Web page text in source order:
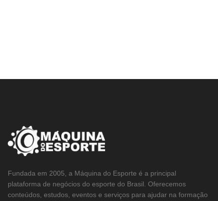
Fundada em 2005, a Máquina do Esporte é a principal
plataforma de negócios do esporte do Brasil. Oferecemos
conteúdos, estudos, eventos e serviços para ajudar na formação